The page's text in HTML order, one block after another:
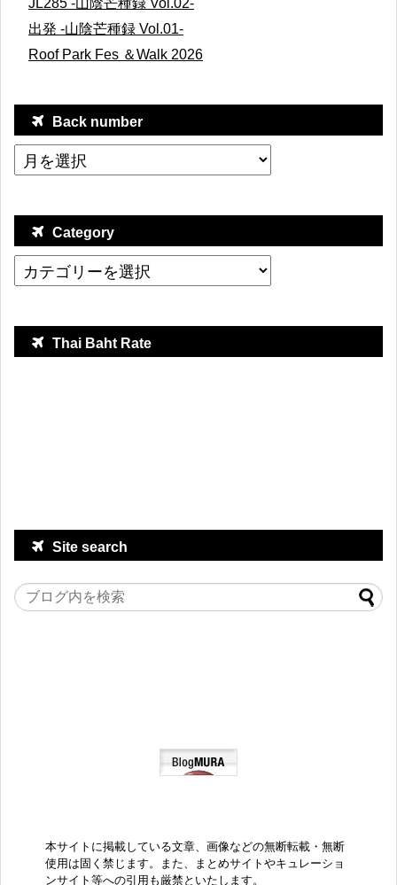
JL285 -山陰芒種録 Vol.02-
出発 -山陰芒種録 Vol.01-
Roof Park Fes ＆Walk 2026
Back number
Category
Thai Baht Rate
Site search
本サイトに掲載している文章、画像などの無断転載・無断
使用は固く禁じます。また、まとめサイトやキュレーショ
ンサイト等への引用も厳禁といたします。